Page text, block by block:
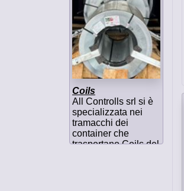
Coils
All Controlls srl si è
specializzata nei
tramacchi dei
container che
trasportano Coils del